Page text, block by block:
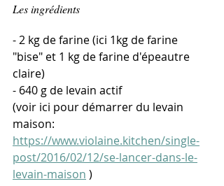
Les ingrédients
- 2 kg de farine (ici 1kg de farine
"bise" et 1 kg de farine d'épeautre
claire)
- 640 g de levain actif
(voir ici pour démarrer du levain
maison:
https://www.violaine.kitchen/single-
post/2016/02/12/se-lancer-dans-le-
levain-maison )